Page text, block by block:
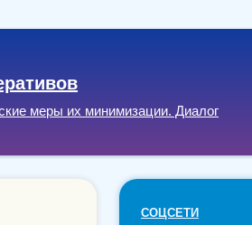
СОЦСЕТИ
меры их минимизации. Диалог